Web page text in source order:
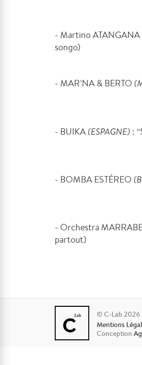
- Martino ATANGANA
songo)
- MAR’NA & BERTO
- BUIKA (ESPAGNE) :
- BOMBA ESTÉREO
- Orchestra
partout)
© C-Lab 2026
Mentions
Conception